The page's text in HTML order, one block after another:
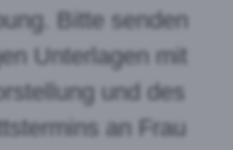
Bitte senden
Unterlagen mit
und des
an Frau